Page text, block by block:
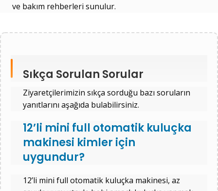
ve bakım rehberleri sunulur.
Sıkça Sorulan Sorular
Ziyaretçilerimizin sıkça sorduğu bazı soruların
yanıtlarını aşağıda bulabilirsiniz.
12’li mini full otomatik kuluçka
makinesi kimler için
uygundur?
12’li mini full otomatik kuluçka makinesi, az